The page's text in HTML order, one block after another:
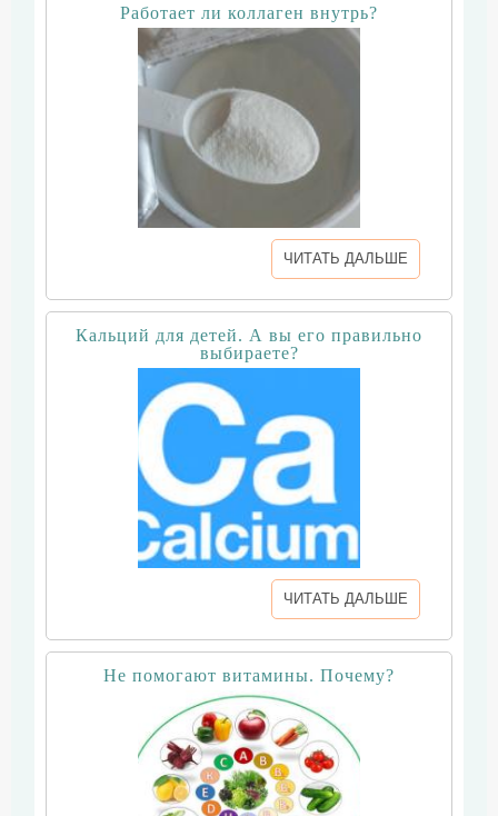
Работает ли коллаген внутрь?
ЧИТАТЬ ДАЛЬШЕ
Кальций для детей. А вы его правильно
выбираете?
ЧИТАТЬ ДАЛЬШЕ
Не помогают витамины. Почему?